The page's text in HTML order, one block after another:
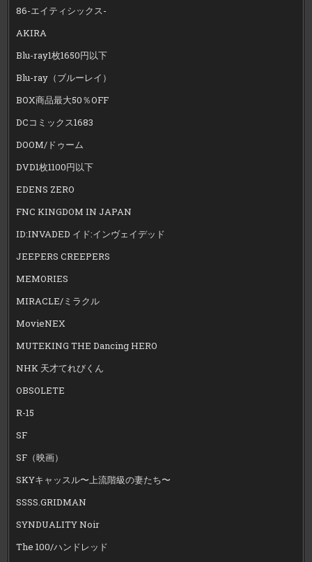
86-エイティシックス-
AKIRA
Blu-ray1枚1650円以下
Blu-ray（ブルーレイ）
BOX商品最大50％OFF
DCコミックス1683
DOOM/ドゥーム
DVD1枚1100円以下
EDENS ZERO
FNC KINGDOM IN JAPAN
ID:INVADED イド:インヴェイデッド
JEEPERS CREEPERS
MEMORIES
MIRACLE/ミラクル
MovieNEX
MUTEKING THE Dancing HERO
NHK 天才てれびくん
OBSOLETE
R-15
SF
SF（映画）
SKYキャッスル〜上流階級の妻たち〜
SSSS.GRIDMAN
SYNDUALITY Noir
The 100/ハンドレッド